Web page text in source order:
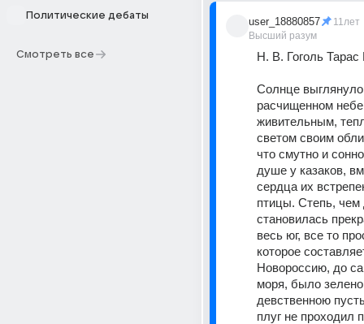
Политические дебаты
Смотреть все
user_18880857
Высший разум
11лет
Н. В. Гоголь
Солнце
расчищенном
живительным,
светом своим
что смутно и
душе у казаков,
сердца их
птицы. Степь, чем
становилась
весь юг, все то
которое
Новороссию, до
моря, было
девственною
плуг не проходил